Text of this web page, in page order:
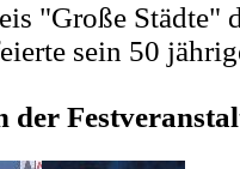
"Große Städte"
sein 50
der